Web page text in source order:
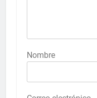
Nombre